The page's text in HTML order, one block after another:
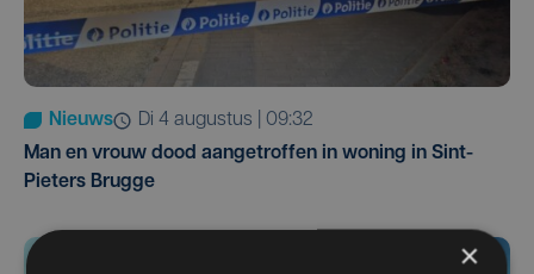
Nieuws
di 4 augustus | 09:32
Man en vrouw dood aangetroffen in woning in Sint-
Pieters Brugge
×